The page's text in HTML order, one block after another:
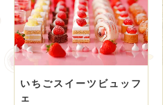
いちごスイーツビュッフ
ェ